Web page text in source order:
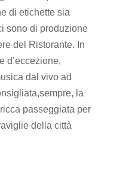
di etichette sia
sono di produzione
del Ristorante. In
d’eccezione,
dal vivo ad
la
passeggiata per
della città